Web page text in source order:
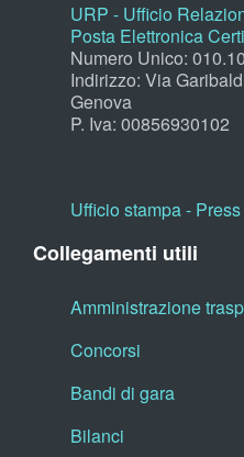
URP - Ufficio
Posta Elettronica
Numero Unico:
Indirizzo: Via
Genova
P. Iva: 00856930102
Ufficio stampa -
Collegamenti utili
Amministrazione
Concorsi
Bandi di gara
Bilanci